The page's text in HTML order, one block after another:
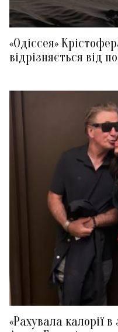
«Одіссея»
відрізняється від
«Рахувала калорії